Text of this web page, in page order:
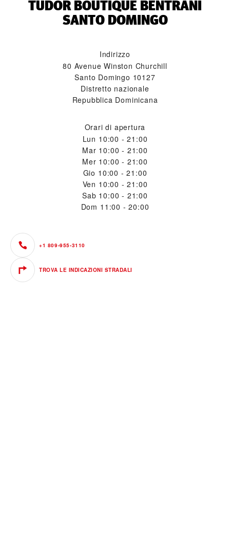
‭TUDOR BOUTIQUE BENTRANI
SANTO DOMINGO‬
Indirizzo
80 Avenue Winston Churchill
Santo Domingo 10127
Distretto nazionale
Repubblica Dominicana
Orari di apertura
Lun 10:00 - 21:00
Mar 10:00 - 21:00
Mer 10:00 - 21:00
Gio 10:00 - 21:00
Ven 10:00 - 21:00
Sab 10:00 - 21:00
Dom 11:00 - 20:00
+1 809-955-3110
TROVA LE INDICAZIONI STRADALI